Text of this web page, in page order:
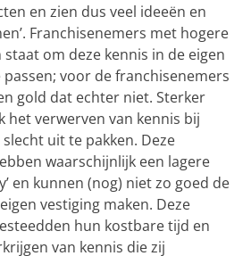
en zien dus veel ideeën en
Franchisenemers met hogere
om deze kennis in de eigen
voor de franchisenemers
gold dat echter niet. Sterker
het verwerven van kennis bij
slecht uit te pakken. Deze
waarschijnlijk een lagere
en kunnen (nog) niet zo goed de
vestiging maken. Deze
hun kostbare tijd en
van kennis die zij